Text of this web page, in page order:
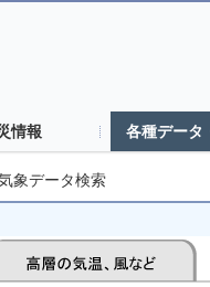
情報 各種データ
象データ検索